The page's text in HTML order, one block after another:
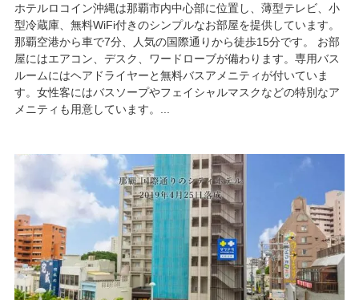
ホテルロコイン沖縄は那覇市内中心部に位置し、薄型テレビ、小
型冷蔵庫、無料WiFi付きのシンプルなお部屋を提供しています。
那覇空港から車で7分、人気の国際通りから徒歩15分です。 お部
屋にはエアコン、デスク、ワードローブが備わります。専用バス
ルームにはヘアドライヤーと無料バスアメニティが付いていま
す。女性客にはバスソープやフェイシャルマスクなどの特別なア
メニティも用意しています。...